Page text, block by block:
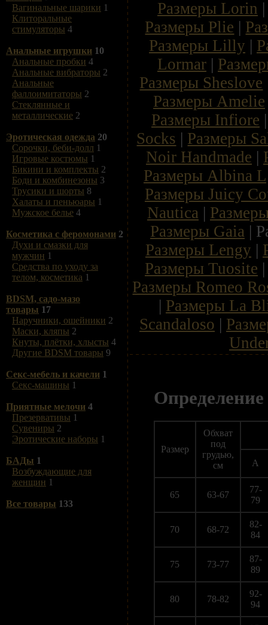
Вагинальные шарики 1
Клиторальные
стимуляторы 4
Анальные игрушки 10
Анальные пробки 4
Анальные вибраторы 2
Анальные
фаллоимитаторы 2
Стеклянные и
металлические 2
Эротическая одежда 20
Сорочки, беби-долл 1
Игровые костюмы 1
Бикини и комплекты 2
Боди и комбинезоны 3
Трусики и шорты 8
Халаты и пеньюары 1
Мужское белье 4
Косметика с феромонами 2
Духи и смазки для
мужчин 1
Средства по уходу за
телом, косметика 1
BDSM, садо-мазо
товары 17
Наручники, ошейники 2
Маски, кляпы 2
Кнуты, плётки, хлысты 4
Другие BDSM товары 9
Секс-мебель и качели 1
Секс-машины 1
Приятные мелочи 4
Презервативы 1
Сувениры 2
Эротические наборы 1
БАДы 1
Возбуждающие для
женщин 1
Все товары 133
Размеры Lorin
Размеры Plie |
Размеры Lilly |
Lormar |
Размеры Sheslove
Размеры Amelie
Размеры Infiore
Socks | Размеры
Noir Handmade |
Размеры Albina L
Размеры Juicy
Nautica |
Размеры Gaia |
Размеры Lengy |
Размеры Tuosite
Размеры Romeo
| Размеры La
Scandaloso |
Размер
Обхват
под
грудью,
см
A
65 63-67
77-
79
70 68-72
82-
84
75 73-77
87-
89
80 78-82
92-
94